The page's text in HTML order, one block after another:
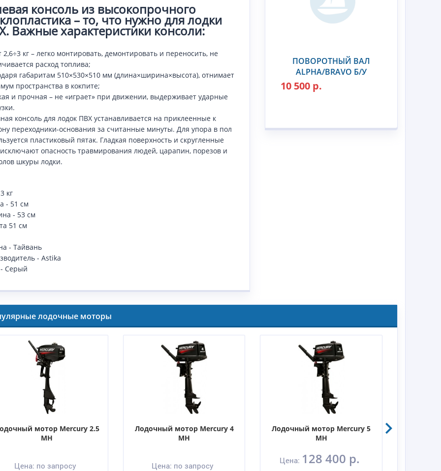
консоль из высокопрочного
– то, что нужно для лодки
Важные характеристики консоли:
2,6÷3 кг – легко монтировать, демонтировать и переносить, не
расход топлива;
габаритам 510×530×510 мм (длина×ширина×высота), отнимает
пространства в кокпите;
и прочная – не «играет» при движении, выдерживает ударные
консоль для лодок ПВХ устанавливается на приклеенные к
переходники-основания за считанные минуты. Для упора в пол
пластиковый пятак. Гладкая поверхность и скругленные
опасность травмирования людей, царапин, порезов и
шкуры лодки.
кг
- 51 см
- 53 см
51 см
- Тайвань
- Astika
Серый
ПОВОРОТНЫЙ ВАЛ
ALPHA/BRAVO Б/У
10 500 р.
лодочные моторы
мотор Mercury 2.5
MH
Цена: по запросу
Лодочный мотор Mercury 4
MH
Цена: по запросу
Лодочный мотор Mercury 5
MH
Цена: 128 400 р.